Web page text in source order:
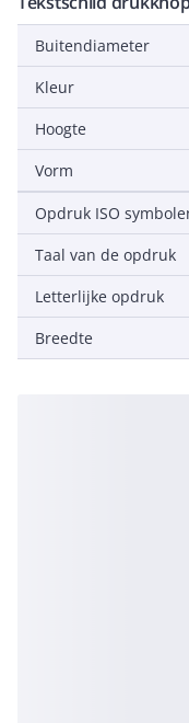
Buitendiameter
Kleur
Hoogte
Vorm
Opdruk ISO
Taal van de opdruk
Letterlijke opdruk
Breedte